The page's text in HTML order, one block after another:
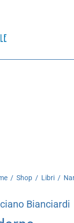
/ Shop / Libri /
Bianciardi